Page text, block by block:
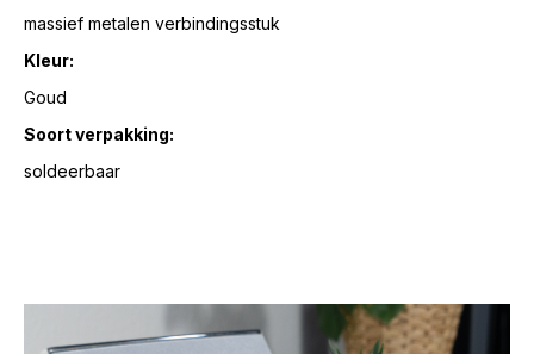
massief metalen verbindingsstuk
Kleur:
Goud
Soort verpakking:
soldeerbaar